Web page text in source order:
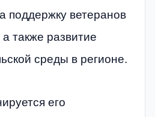
поддержку ветеранов
также развитие
среды в регионе.
его